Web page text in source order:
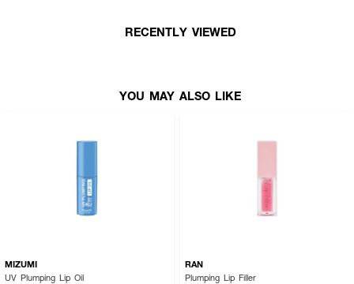
RECENTLY VIEWED
YOU MAY ALSO LIKE
MIZUMI
UV Plumping Lip Oil
RAN
Plumping Lip Filler